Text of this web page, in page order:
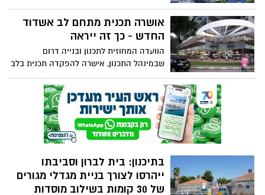
להתחיל לפעול ב-2022 במקביל לאכלוס מבנה
המגורים.
אושרה תכנית מתחם לב אשדוד
החדש - כך זה ייראה
הוועדה המחוזית לתכנון ובנייה דרום
שבמינהל התכנון, אישרה להפקדה תכנית בלב
רובע ה' באשדוד, הכוללת הקמת מתחם חדש
המשלב מגורים, מסחר, תעסוקה, שטחי ציבור
ושטחים פתוחים. התכנית החדשה תחליף את
מבנה קניון "לב אשדוד" המצוי כיום במתחם
בתיכנון: בית לברון וסביבתו
ייהרסו לצורך בניית מגדלי מגורים
של 30 קומות בשילוב מוסדות